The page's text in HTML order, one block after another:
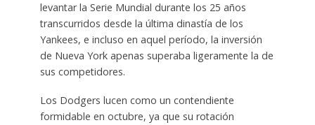
levantar la Serie Mundial durante los 25 años
transcurridos desde la última dinastía de los
Yankees, e incluso en aquel período, la inversión
de Nueva York apenas superaba ligeramente la de
sus competidores.
Los Dodgers lucen como un contendiente
formidable en octubre, ya que su rotación